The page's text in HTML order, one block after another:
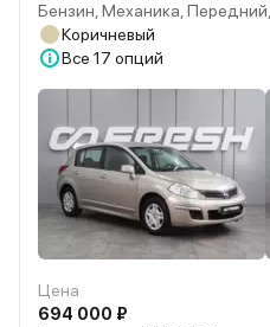
Бензин, Механика,
Коричневый
Все 17 опций
Цена
694 000 ₽